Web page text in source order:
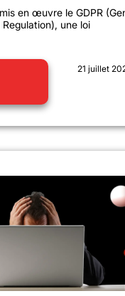
en œuvre le GDPR
une loi
21 juillet